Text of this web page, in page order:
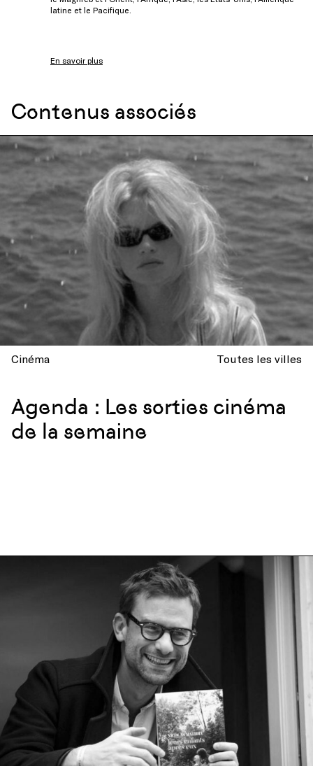
latine et le Pacifique.
En savoir plus
Contenus associés
Cinéma Toutes les villes
Agenda : Les sorties cinéma
de la semaine